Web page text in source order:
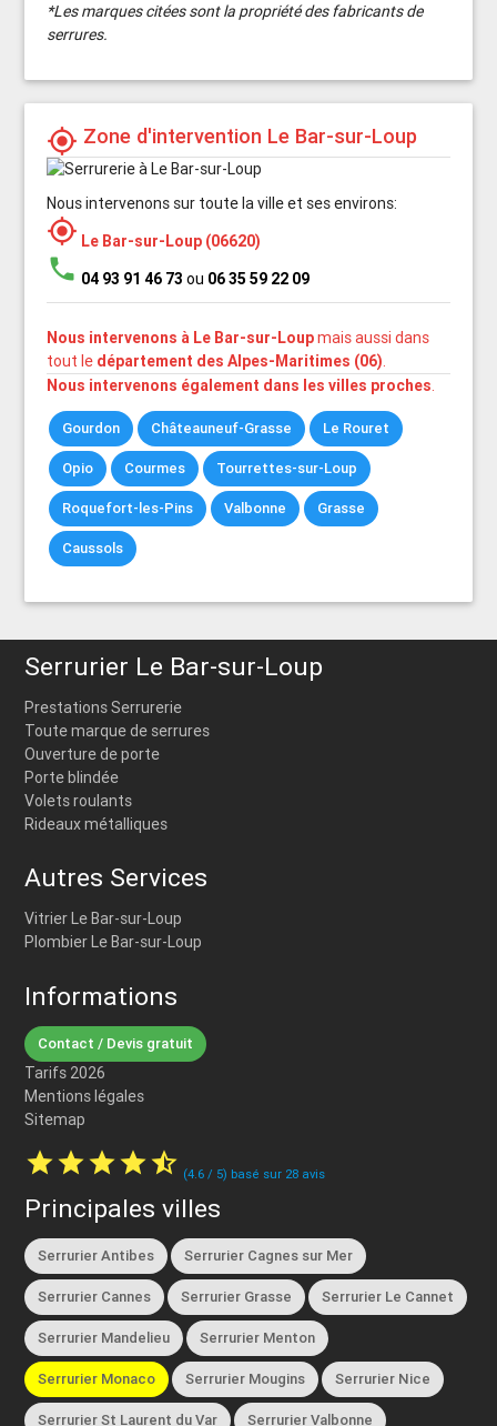
*Les marques citées sont la propriété des fabricants de
serrures.
my_location Zone d'intervention Le Bar-sur-Loup
Nous intervenons sur toute la ville et ses environs:
my_location Le Bar-sur-Loup (06620)
phone 04 93 91 46 73 ou 06 35 59 22 09
Nous intervenons à Le Bar-sur-Loupmais aussi dans
tout le département des Alpes-Maritimes (06).
Nous intervenons également dans les villes proches.
Gourdon Châteauneuf-Grasse Le Rouret
Opio Courmes Tourrettes-sur-Loup
Roquefort-les-Pins Valbonne Grasse
Caussols
Serrurier Le Bar-sur-Loup
Prestations Serrurerie
Toute marque de serrures
Ouverture de porte
Porte blindée
Volets roulants
Rideaux métalliques
Autres Services
Vitrier Le Bar-sur-Loup
Plombier Le Bar-sur-Loup
Informations
Contact / Devis gratuit
Tarifs 2026
Mentions légales
Sitemap
starstarstarstarstar_half (4.6 / 5) basé sur 28 avis
Principales villes
Serrurier Antibes Serrurier Cagnes sur Mer
Serrurier Cannes Serrurier Grasse Serrurier Le Cannet
Serrurier Mandelieu Serrurier Menton
Serrurier Monaco Serrurier Mougins Serrurier Nice
Serrurier St Laurent du Var Serrurier Valbonne